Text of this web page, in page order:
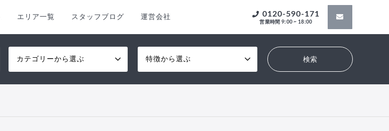
エリア一覧 スタッフブログ 運営会社 0120-590-171
営業時間 9:00 ~ 18:00
カテゴリーから選ぶ 特徴から選ぶ